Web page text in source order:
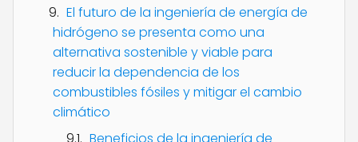
El futuro de la ingeniería de energía de
hidrógeno se presenta como una
alternativa sostenible y viable para
reducir la dependencia de los
combustibles fósiles y mitigar el cambio
climático
Beneficios de la ingeniería de